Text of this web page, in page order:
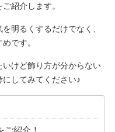
紹介します。
明るくするだけでなく、
です。
けど飾り方が分からない
してみてください♪
紹介！